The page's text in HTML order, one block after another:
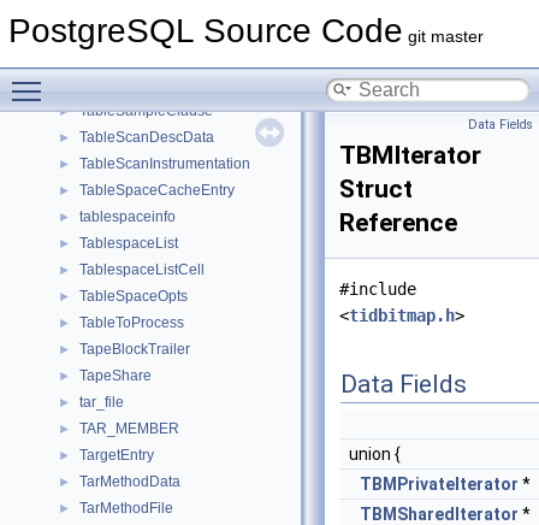
PostgreSQL Source Code git master
► TableFuncScan
► TableSampleClause
► TableScanDescData
► TableScanInstrumentation
► TableSpaceCacheEntry
► tablespaceinfo
► TablespaceList
► TablespaceListCell
► TableSpaceOpts
► TableToProcess
► TapeBlockTrailer
► TapeShare
► tar_file
► TAR_MEMBER
► TargetEntry
► TarMethodData
► TarMethodFile
Data Fields
TBMIterator
Struct
Reference
#include
<tidbitmap.h>
Data Fields
union {
TBMPrivateIterator
TBMSharedIterator